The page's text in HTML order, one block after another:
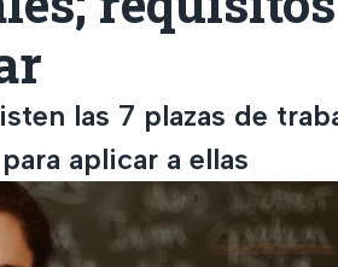
las 7 plazas de
aplicar a ellas